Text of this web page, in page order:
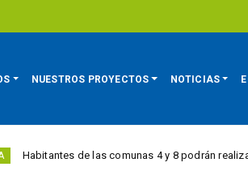
NUESTROS PROYECTOS NOTICIAS
de las comunas 4 y 8 podrán realizar